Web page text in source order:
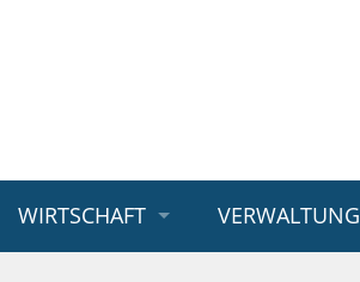
WIRTSCHAFT VERWALTUNG